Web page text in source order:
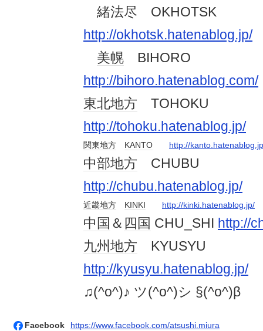
緒法尽 OKHOTSK
http://okhotsk.hatenablog.jp/
美幌 BIHORO
http://bihoro.hatenablog.com/
東北地方 TOHOKU
http://tohoku.hatenablog.jp/
関東地方 KANTO http://
中部地方 CHUBU
http://chubu.hatenablog.jp/
近畿地方 KINKI http://kinki.hatenablog.jp/
中国 ＆ 四国 CHU_SHI http://
九州地方 KYUSYU
http://kyusyu.hatenablog.jp/
♫(^o^)♪ ツ(^o^)シ §(^o^)β
Facebook
https://www.facebook.com/atsushi.miura